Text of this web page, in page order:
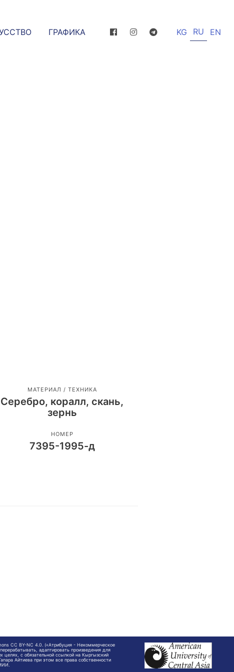
ГРАФИКА KG RU EN
МАТЕРИАЛ / ТЕХНИКА
Серебро, коралл, скань,
зернь
НОМЕР
7395-1995-д
CC BY-NC 4.0. («Атрибуция - Некоммерческое
адаптировать произведения для
целях, с обязательной ссылкой на Кыргызский
Айтиева при этом все права собственности